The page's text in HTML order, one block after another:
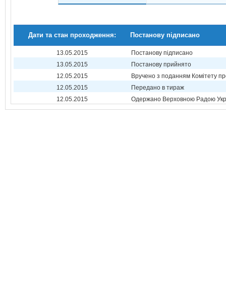
Дати та стан проходження: Постанову підписано
13.05.2015
Постанову підписано
13.05.2015
Постанову прийнято
12.05.2015
Вручено з поданням Комітету
12.05.2015
Передано в тираж
12.05.2015
Одержано Верховною Радою